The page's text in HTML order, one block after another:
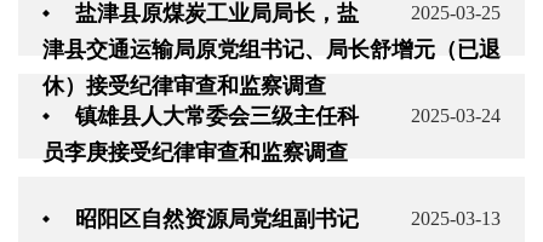
2025-03-25
盐津县原煤炭工业局局长，盐
津县交通运输局原党组书记、局长舒增元（已退
休）接受纪律审查和监察调查
2025-03-24
镇雄县人大常委会三级主任科
员李庚接受纪律审查和监察调查
2025-03-13
昭阳区自然资源局党组副书记